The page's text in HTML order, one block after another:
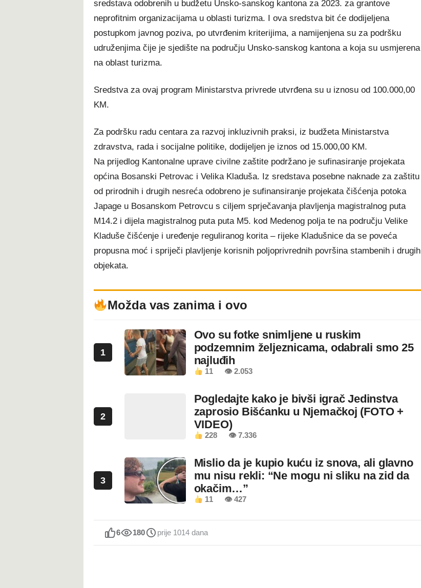
sredstava odobrenih u budžetu Unsko-sanskog kantona za 2023. za grantove
neprofitnim organizacijama u oblasti turizma. I ova sredstva bit će dodijeljena
postupkom javnog poziva, po utvrđenim kriterijima, a namijenjena su za podršku
udruženjima čije je sjedište na području Unsko-sanskog kantona a koja su usmjerena
na oblast turizma.
Sredstva za ovaj program Ministarstva privrede utvrđena su u iznosu od 100.000,00
KM.
Za podršku radu centara za razvoj inkluzivnih praksi, iz budžeta Ministarstva
zdravstva, rada i socijalne politike, dodijeljen je iznos od 15.000,00 KM.
Na prijedlog Kantonalne uprave civilne zaštite podržano je sufinasiranje projekata
općina Bosanski Petrovac i Velika Kladuša. Iz sredstava posebne naknade za zaštitu
od prirodnih i drugih nesreća odobreno je sufinansiranje projekata čišćenja potoka
Japage u Bosanskom Petrovcu s ciljem sprječavanja plavljenja magistralnog puta
M14.2 i dijela magistralnog puta puta M5. kod Medenog polja te na području Velike
Kladuše čišćenje i uređenje reguliranog korita – rijeke Kladušnice da se poveća
propusna moć i spriječi plavljenje korisnih poljoprivrednih površina stambenih i drugih
objekata.
Možda vas zanima i ovo
1
Ovo su fotke snimljene u ruskim
podzemnim željeznicama, odabrali smo 25
najluđih
11 👁 2.053
2
Pogledajte kako je bivši igrač Jedinstva
zaprosio Bišćanku u Njemačkoj (FOTO +
VIDEO)
228 👁 7.336
3
Mislio da je kupio kuću iz snova, ali glavno
mu nisu rekli: “Ne mogu ni sliku na zid da
okačim…”
11 👁 427
6 180 prije 1014 dana